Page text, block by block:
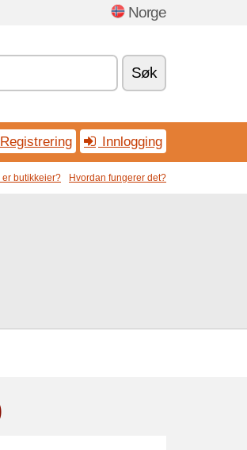
Norge
Søk
Registrering Innlogging
er butikkeier? Hvordan fungerer det?